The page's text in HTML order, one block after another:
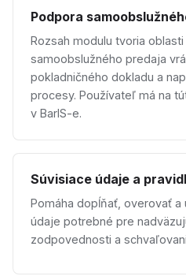
Podpora
Rozsah modulu tvoria
samoobslužného predaja
pokladničného dokladu a
procesy. Používateľ má na
v BarIS-e.
Súvisiace údaje a
Pomáha dopĺňať, overovať
údaje potrebné pre
zodpovednosti a